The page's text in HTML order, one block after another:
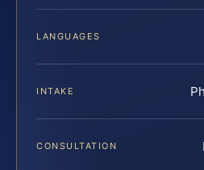
LANGUAGES
INTAKE
CONSULTATION